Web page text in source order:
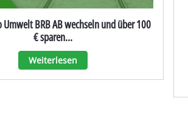
Umwelt BRB AB wechseln und über 100
€ sparen...
Weiterlesen